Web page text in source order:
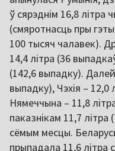
ў сярэднім 16,8 літра
(смяротнасць пры
100 тысяч чалавек).
14,4 літра (36
(142,6 выпадку). Далей
выпадку), Чэхія – 12,0
Нямеччына – 11,8
паказнікам 11,7
сёмым месцы.
прыпадала 11,6 літра